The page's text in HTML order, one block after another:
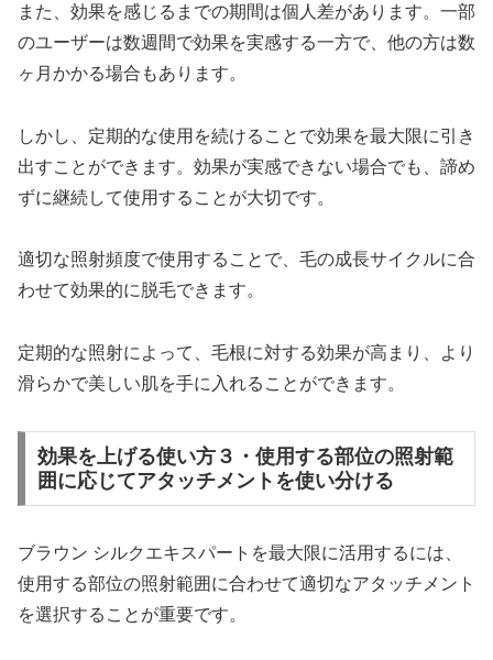
また、効果を感じるまでの期間は個人差があります。一部
のユーザーは数週間で効果を実感する一方で、他の方は数
ヶ月かかる場合もあります。
しかし、定期的な使用を続けることで効果を最大限に引き
出すことができます。効果が実感できない場合でも、諦め
ずに継続して使用することが大切です。
適切な照射頻度で使用することで、毛の成長サイクルに合
わせて効果的に脱毛できます。
定期的な照射によって、毛根に対する効果が高まり、より
滑らかで美しい肌を手に入れることができます。
効果を上げる使い方３・使用する部位の照射範
囲に応じてアタッチメントを使い分ける
ブラウン シルクエキスパートを最大限に活用するには、
使用する部位の照射範囲に合わせて適切なアタッチメント
を選択することが重要です。